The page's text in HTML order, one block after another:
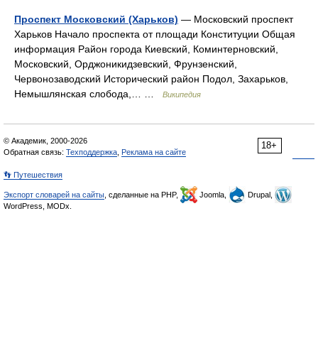
Проспект Московский (Харьков) — Московский проспект
Харьков Начало проспекта от площади Конституции Общая
информация Район города Киевский, Коминтерновский,
Московский, Орджоникидзевский, Фрунзенский,
Червонозаводский Исторический район Подол, Захарьков,
Немышлянская слобода,… …
Википедия
18+
© Академик, 2000-2026
Обратная связь: Техподдержка Реклама на сайте
👣 Путешествия
Экспорт словарей на сайты , сделанные на PHP, Joomla,
Drupal,
WordPress, MODx.